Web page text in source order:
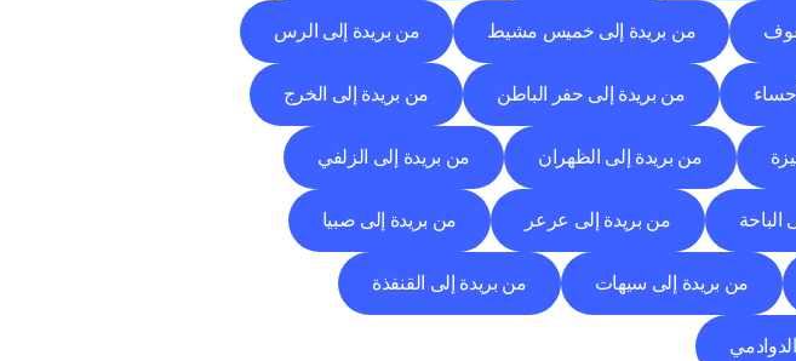
من بريدة إلى خميس مشيط من بريدة إلى الرس
من بريدة إلى حفر الباطن من بريدة إلى الخرج
من بريدة إلى الظهران من بريدة إلى الزلفي
الباحة من بريدة إلى عرعر من بريدة إلى صبيا
من بريدة إلى سيهات من بريدة إلى القنفذة